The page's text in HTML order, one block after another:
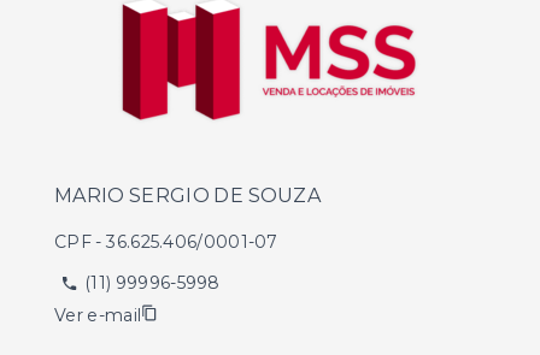
MARIO SERGIO DE SOUZA
CPF-36.625.406/0001-07
(11) 99996-5998
Ver e-mail